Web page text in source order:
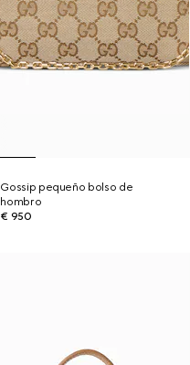
Gossip pequeño bolso de
hombro
€ 950